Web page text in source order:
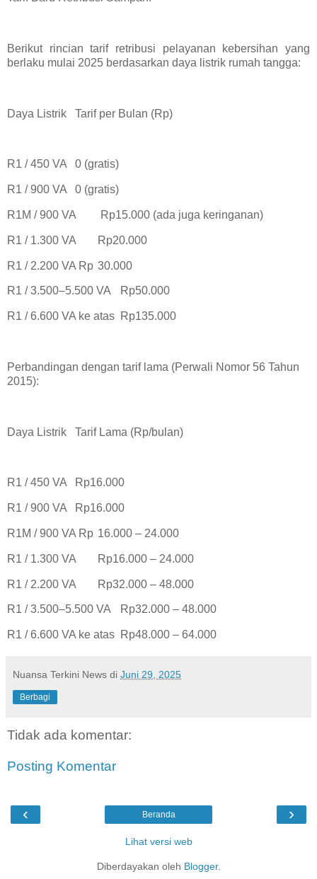
Berikut rincian tarif retribusi pelayanan kebersihan yang
berlaku mulai 2025 berdasarkan daya listrik rumah tangga:
Daya Listrik Tarif per Bulan (Rp)
R1 / 450 VA 0 (gratis)
R1 / 900 VA 0 (gratis)
R1M / 900 VA Rp15.000 (ada juga keringanan)
R1 / 1.300 VA Rp20.000
R1 / 2.200 VA Rp 30.000
R1 / 3.500–5.500 VA Rp50.000
R1 / 6.600 VA ke atas Rp135.000
Perbandingan dengan tarif lama (Perwali Nomor 56 Tahun
2015):
Daya Listrik Tarif Lama (Rp/bulan)
R1 / 450 VA Rp16.000
R1 / 900 VA Rp16.000
R1M / 900 VA Rp 16.000 – 24.000
R1 / 1.300 VA Rp16.000 – 24.000
R1 / 2.200 VA Rp32.000 – 48.000
R1 / 3.500–5.500 VA Rp32.000 – 48.000
R1 / 6.600 VA ke atas Rp48.000 – 64.000
Nuansa Terkini News di Juni 29, 2025
Berbagi
Tidak ada komentar:
Posting Komentar
‹ ›
Beranda
Lihat versi web
Diberdayakan oleh Blogger.